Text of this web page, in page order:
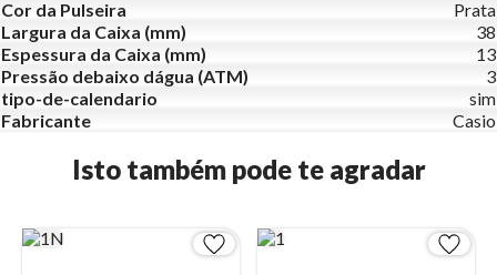
Cor da Pulseira
Prata
Largura da Caixa (mm)
38
Espessura da Caixa (mm)
13
Pressão debaixo dágua (ATM)
3
tipo-de-calendario
sim
Fabricante
Casio
Isto também pode te agradar